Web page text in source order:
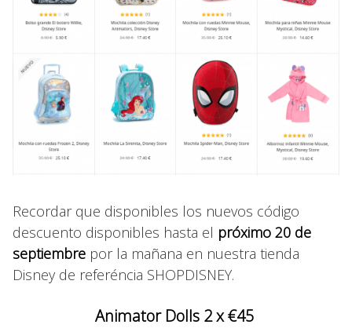
Recordar que disponibles los nuevos código
descuento disponibles hasta el próximo 20 de
septiembre por la mañana en nuestra tienda
Disney de referéncia SHOPDISNEY.
Animator Dolls 2 x €45